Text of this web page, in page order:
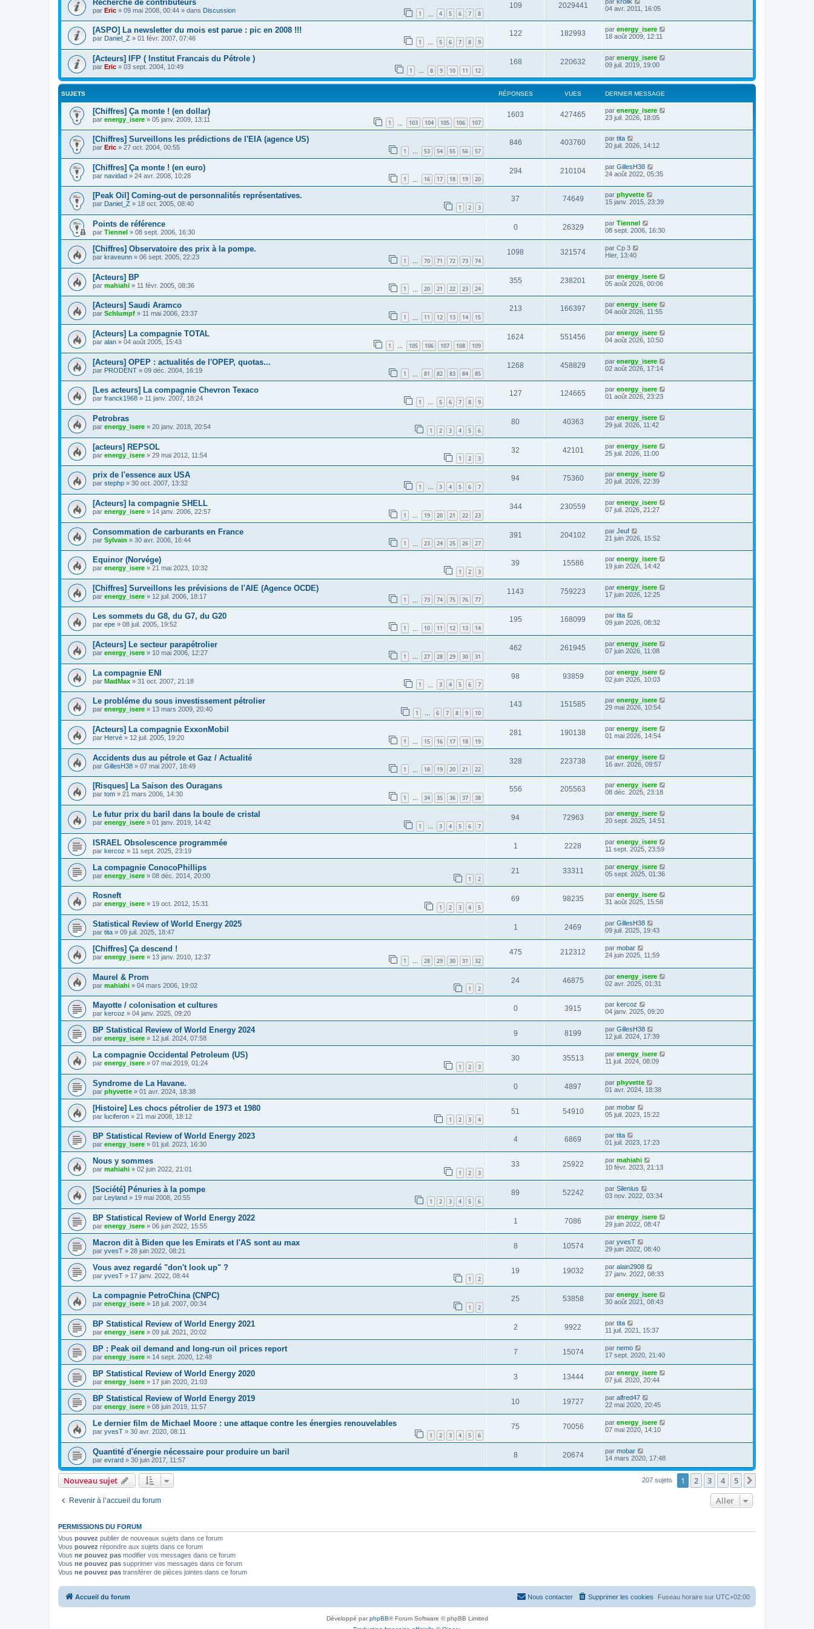
Recherche de contributeurs
par Eric » 09 mai 2008, 00:44 » dans Discussion 1 4 5 6 7 8
109 2029441
04 avr. 2011, 16:05
[ASPO] La newsletter du mois est parue : pic en 2008 !!!
par Daniel_Z » 01 févr. 2007, 07:46 1 … 5 6 7 8 9
122 182993 par energy_isere
18 août 2009, 12:11
[Acteurs] IFP ( Institut Francais du Pétrole )
par Eric » 03 sept. 2004, 10:49 1 … 8 9 10 11 12
168 220632 par energy_isere
09 juil. 2019, 19:00
SUJETS RÉPONSES VUES DERNIER MESSAGE
[Chiffres] Ça monte ! (en dollar)
par energy_isere » 05 janv. 2009, 13:11 1 103 104 105 106 107
1603 427465 par energy_isere
23 juil. 2026, 18:05
[Chiffres] Surveillons les prédictions de l'EIA (agence US)
par Eric » 27 oct. 2004, 00:55 1 … 53 54 55 56 57
846 403760 par tita
20 juil. 2026, 14:12
[Chiffres] Ça monte ! (en euro)
par navidad » 24 avr. 2008, 10:28 1 16 17 18 19 20
294 210104 par GillesH38
24 août 2022, 05:35
[Peak Oil] Coming-out de personnalités représentatives.
par Daniel_Z » 18 oct. 2005, 08:40 1 2 3
37 74649 par phyvette
15 janv. 2015, 23:39
Points de référence
par Tiennel » 08 sept. 2006, 16:30
0 26329 par Tiennel
08 sept. 2006, 16:30
[Chiffres] Observatoire des prix à la pompe.
par kraveunn » 06 sept. 2005, 22:23 1 … 70 71 72 73 74
1098 321574 par Cp 3
Hier, 13:40
[Acteurs] BP
par mahiahi » 11 févr. 2005, 08:36 1 20 21 22 23 24
355 238201 par energy_isere
05 août 2026, 00:06
[Acteurs] Saudi Aramco
par Schlumpf » 11 mai 2006, 23:37 1 11 12 13 14 15
213 166397 par energy_isere
04 août 2026, 11:55
[Acteurs] La compagnie TOTAL
par alan » 04 août 2005, 15:43 1 … 105 106 107 108 109
1624 551456 par energy_isere
04 août 2026, 10:50
[Acteurs] OPEP : actualités de l'OPEP, quotas...
par PRODENT » 09 déc. 2004, 16:19 1 81 82 83 84 85
1268 458829 par energy_isere
02 août 2026, 17:14
[Les acteurs] La compagnie Chevron Texaco
par franck1968 » 11 janv. 2007, 18:24 1 … 5 6 7 8 9
127 124665 par energy_isere
01 août 2026, 23:23
Petrobras
par energy_isere » 20 janv. 2018, 20:54 1 2 3 4 5 6
80 40363 par energy_isere
29 juil. 2026, 11:42
[acteurs] REPSOL
par energy_isere » 29 mai 2012, 11:54 1 2 3
32 42101 par energy_isere
25 juil. 2026, 11:00
prix de l'essence aux USA
par stephp » 30 oct. 2007, 13:32 1 … 3 4 5 6 7
94 75360 par energy_isere
20 juil. 2026, 22:39
[Acteurs] la compagnie SHELL
par energy_isere » 14 janv. 2006, 22:57 1 19 20 21 22 23
344 230559 par energy_isere
07 juil. 2026, 21:27
Consommation de carburants en France
par Sylvain » 30 avr. 2006, 16:44 1 23 24 25 26 27
391 204102 par Jeuf
21 juin 2026, 15:52
Equinor (Norvége)
par energy_isere » 21 mai 2023, 10:32 1 2 3
39 15586 par energy_isere
19 juin 2026, 14:42
[Chiffres] Surveillons les prévisions de l'AIE (Agence OCDE)
par energy_isere » 12 juil. 2006, 18:17 1 73 74 75 76 77
1143 759223 par energy_isere
17 juin 2026, 12:25
Les sommets du G8, du G7, du G20
par epe » 08 juil. 2005, 19:52 1 10 11 12 13 14
195 168099 par tita
09 juin 2026, 08:32
[Acteurs] Le secteur parapétrolier
par energy_isere » 10 mai 2006, 12:27 1 … 27 28 29 30 31
462 261945 par energy_isere
07 juin 2026, 11:08
La compagnie ENI
par MadMax » 31 oct. 2007, 21:18 1 3 4 5 6 7
98 93859 par energy_isere
02 juin 2026, 10:03
Le probléme du sous investissement pétrolier
par energy_isere » 13 mars 2009, 20:40 1 … 6 7 8 9 10
143 151585 par energy_isere
29 mai 2026, 10:54
[Acteurs] La compagnie ExxonMobil
par Hervé » 12 juil. 2005, 19:20 1 … 15 16 17 18 19
281 190138 par energy_isere
01 mai 2026, 14:54
Accidents dus au pétrole et Gaz / Actualité
par GillesH38 » 07 mai 2007, 18:49 1 18 19 20 21 22
328 223738 par energy_isere
16 avr. 2026, 09:57
[Risques] La Saison des Ouragans
par tom » 21 mars 2006, 14:30 1 … 34 35 36 37 38
556 205563 par energy_isere
08 déc. 2025, 23:18
Le futur prix du baril dans la boule de cristal
par energy_isere » 01 janv. 2019, 14:42 1 … 3 4 5 6 7
94 72963 par energy_isere
20 sept. 2025, 14:51
ISRAEL Obsolescence programmée
par kercoz » 11 sept. 2025, 23:19
1 2228 par energy_isere
11 sept. 2025, 23:59
La compagnie ConocoPhillips
par energy_isere » 08 déc. 2014, 20:00 1 2
21 33311 par energy_isere
05 sept. 2025, 01:36
Rosneft
par energy_isere » 19 oct. 2012, 15:31 1 2 3 4 5
69 98235 par energy_isere
31 août 2025, 15:58
Statistical Review of World Energy 2025
par tita » 09 juil. 2025, 18:47
1 2469 par GillesH38
09 juil. 2025, 19:43
[Chiffres] Ça descend !
par energy_isere » 13 janv. 2010, 12:37 1 28 29 30 31 32
475 212312 par mobar
24 juin 2025, 11:59
Maurel & Prom
par mahiahi » 04 mars 2006, 19:02 1 2
24 46875 par energy_isere
02 avr. 2025, 01:31
Mayotte / colonisation et cultures
par kercoz » 04 janv. 2025, 09:20
0 3915 par kercoz
04 janv. 2025, 09:20
BP Statistical Review of World Energy 2024
par energy_isere » 12 juil. 2024, 07:58
9 8199 par GillesH38
12 juil. 2024, 17:39
La compagnie Occidental Petroleum (US)
par energy_isere » 07 mai 2019, 01:24 1 2 3
30 35513 par energy_isere
11 juil. 2024, 08:09
Syndrome de La Havane.
par phyvette » 01 avr. 2024, 18:38
0 4897 par phyvette
01 avr. 2024, 18:38
[Histoire] Les chocs pétrolier de 1973 et 1980
par luciferon » 21 mai 2008, 18:12 1 2 3 4
51 54910 par mobar
05 juil. 2023, 15:22
BP Statistical Review of World Energy 2023
par energy_isere » 01 juil. 2023, 16:30
4 6869 par tita
01 juil. 2023, 17:23
Nous y sommes
par mahiahi » 02 juin 2022, 21:01 1 2 3
33 25922 par mahiahi
10 févr. 2023, 21:13
[Société] Pénuries à la pompe
par Leyland » 19 mai 2008, 20:55 1 2 3 4 5 6
89 52242 par Silenius
03 nov. 2022, 03:34
BP Statistical Review of World Energy 2022
par energy_isere » 06 juin 2022, 15:55
1 7086 par energy_isere
29 juin 2022, 08:47
Macron dit à Biden que les Emirats et l'AS sont au max
par yvesT » 28 juin 2022, 08:21
8 10574 par yvesT
29 juin 2022, 08:40
Vous avez regardé "don't look up" ?
par yvesT » 17 janv. 2022, 08:44 1 2
19 19032 par alain2908
27 janv. 2022, 08:33
La compagnie PetroChina (CNPC)
par energy_isere » 18 juil. 2007, 00:34 1 2
25 53858 par energy_isere
30 août 2021, 08:43
BP Statistical Review of World Energy 2021
par energy_isere » 09 juil. 2021, 20:02
2 9922 par tita
11 juil. 2021, 15:37
BP : Peak oil demand and long-run oil prices report
par energy_isere » 14 sept. 2020, 12:48
7 15074 par nemo
17 sept. 2020, 21:40
BP Statistical Review of World Energy 2020
par energy_isere » 17 juin 2020, 21:03
3 13444 par energy_isere
07 juil. 2020, 20:44
BP Statistical Review of World Energy 2019
par energy_isere » 08 juin 2019, 11:57
10 19727 par alfred47
22 mai 2020, 20:45
Le dernier film de Michael Moore : une attaque contre les énergies renouvelables
par yvesT » 30 avr. 2020, 08:11 1 2 3 4 5 6
75 70056 par energy_isere
07 mai 2020, 14:10
Quantité d'énergie nécessaire pour produire un baril
par evrard » 30 juin 2017, 11:57
8 20674 par mobar
14 mars 2020, 17:48
Nouveau sujet 207 sujets 1 2 3 4 5
Revenir à l’accueil du forum Aller
PERMISSIONS DU FORUM
Vous pouvez publier de nouveaux sujets dans ce forum
Vous pouvez répondre aux sujets dans ce forum
Vous ne pouvez pas modifier vos messages dans ce forum
Vous ne pouvez pas supprimer vos messages dans ce forum
Vous ne pouvez pas transférer de pièces jointes dans ce forum
Accueil du forum Fuseau horaire sur UTC+02:00
Supprimer les cookies
Nous contacter
Développé parphpBB® Forum Software © phpBB Limited